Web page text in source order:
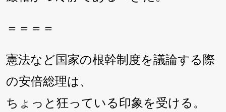
＝＝＝＝
憲法など国家の根幹制度を議論する際
の安倍総理は、
ちょっと狂っている印象を受ける。